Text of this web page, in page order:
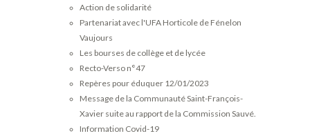
Action de solidarité
Partenariat avec l'UFA Horticole de Fénelon
Vaujours
Les bourses de collège et de lycée
Recto-Verso n°47
Repères pour éduquer 12/01/2023
Message de la Communauté Saint-François-
Xavier suite au rapport de la Commission Sauvé.
Information Covid-19